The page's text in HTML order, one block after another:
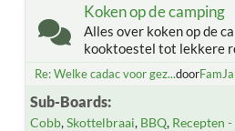
Koken op de camping
Alles over koken op de
kooktoestel tot lekkere
Re: Welke cadac voor gez...door
Sub-Boards
Cobb Skottelbraai BBQ Recepten